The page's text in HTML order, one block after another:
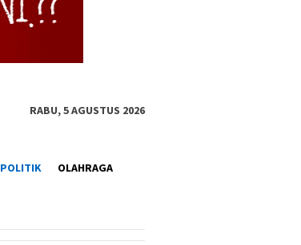
RABU, 5 AGUSTUS 2026
POLITIK OLAHRAGA